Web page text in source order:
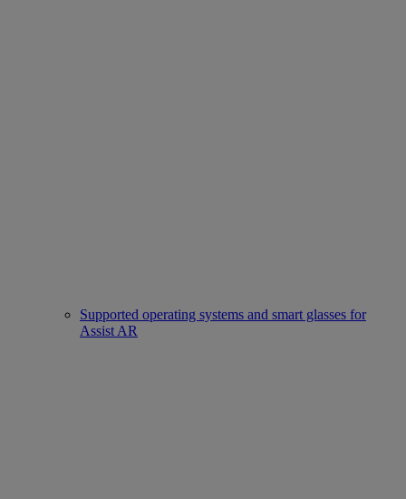
Supported operating systems and smart glasses for
Assist AR